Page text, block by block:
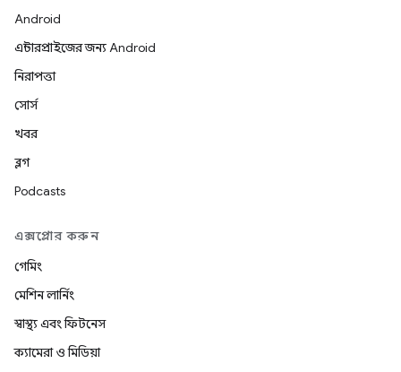
Android
এন্টারপ্রাইজের জন্য Android
নিরাপত্তা
সোর্স
খবর
ব্লগ
Podcasts
এক্সপ্লোর করুন
গেমিং
মেশিন লার্নিং
স্বাস্থ্য এবং ফিটনেস
ক্যামেরা ও মিডিয়া